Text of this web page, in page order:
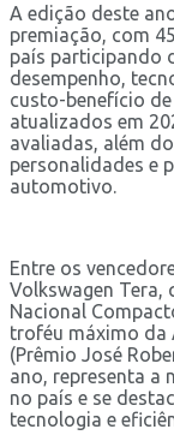
A edição deste
premiação, com
país participando
desempenho,
custo-benefício
atualizados em
avaliadas, além
personalidades e
automotivo.
Entre os
Volkswagen Tera,
Nacional
troféu máximo da
(Prêmio José
ano, representa a
no país e se
tecnologia e